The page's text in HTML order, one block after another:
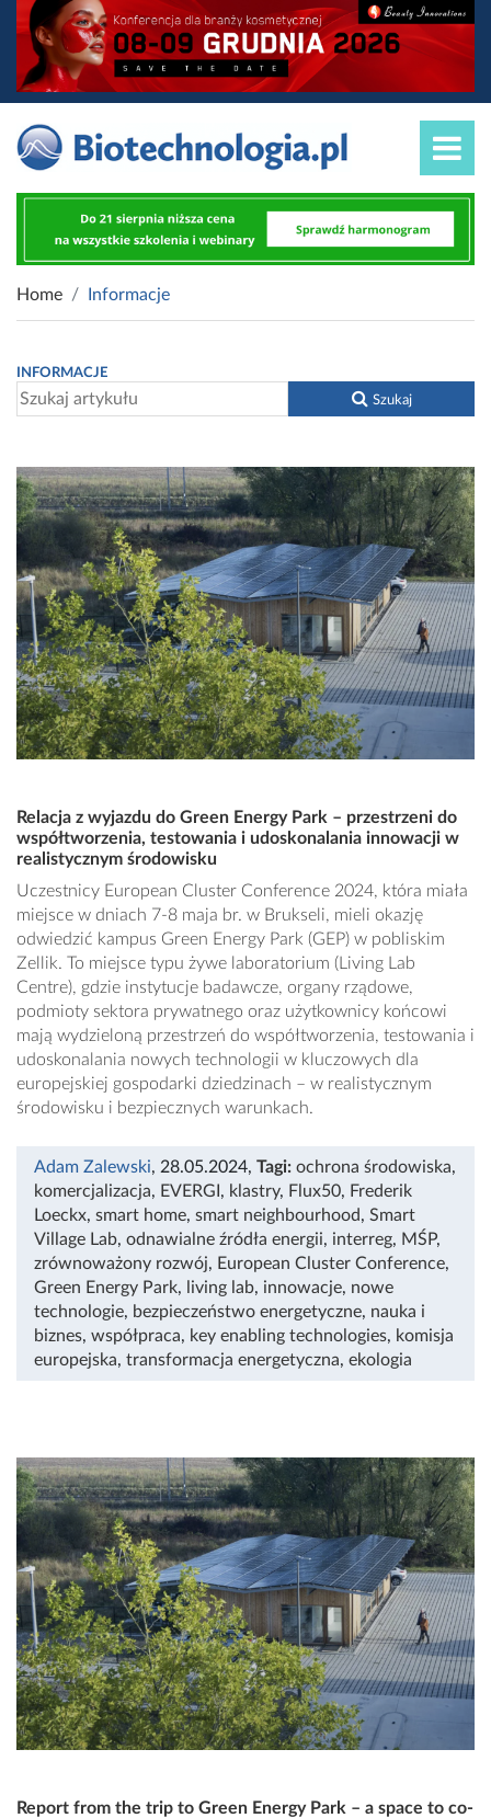
Home Informacje
INFORMACJE
Szukaj
Relacja z wyjazdu do Green Energy Park – przestrzeni do
współtworzenia, testowania i udoskonalania innowacji w
realistycznym środowisku
Uczestnicy European Cluster Conference 2024, która miała
miejsce w dniach 7-8 maja br. w Brukseli, mieli okazję
odwiedzić kampus Green Energy Park (GEP) w pobliskim
Zellik. To miejsce typu żywe laboratorium (Living Lab
Centre), gdzie instytucje badawcze, organy rządowe,
podmioty sektora prywatnego oraz użytkownicy końcowi
mają wydzieloną przestrzeń do współtworzenia, testowania i
udoskonalania nowych technologii w kluczowych dla
europejskiej gospodarki dziedzinach – w realistycznym
środowisku i bezpiecznych warunkach.
Adam Zalewski, 28.05.2024, Tagi: ochrona środowiska,
komercjalizacja, EVERGI , klastry, Flux50, Frederik
Loeckx, smart home, smart neighbourhood, Smart
Village Lab, odnawialne źródła energii, interreg, MŚP,
zrównoważony rozwój, European Cluster Conference,
Green Energy Park, living lab, innowacje, nowe
technologie, bezpieczeństwo energetyczne, nauka i
biznes, współpraca, key enabling technologies, komisja
europejska, transformacja energetyczna, ekologia
Report from the trip to Green Energy Park – a space to co-